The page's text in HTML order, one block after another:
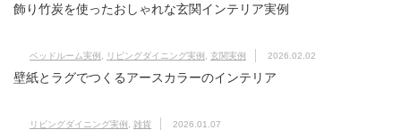
飾り竹炭を使ったおしゃれな玄関インテリア実例
ベッドルーム実例 リビングダイニング実例 玄関実例 2026.02.02
壁紙とラグでつくるアースカラーのインテリア
リビングダイニング実例 雑貨 2026.01.07